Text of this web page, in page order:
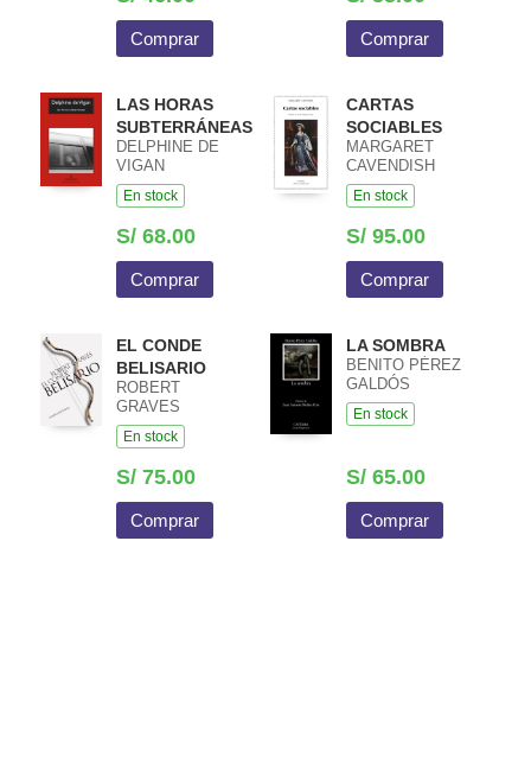
Comprar Comprar
LAS HORAS
SUBTERRÁNEAS
DELPHINE DE
VIGAN
En stock
S/ 68.00
Comprar
CARTAS
SOCIABLES
MARGARET
CAVENDISH
En stock
S/ 95.00
Comprar
EL CONDE
BELISARIO
ROBERT
GRAVES
En stock
S/ 75.00
Comprar
LA SOMBRA
BENITO PÉREZ
GALDÓS
En stock
S/ 65.00
Comprar